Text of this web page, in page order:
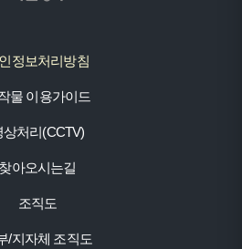
정보처리방침
물 이용가이드
상처리(CCTV)
찾아오시는길
조직도
/지자체 조직도